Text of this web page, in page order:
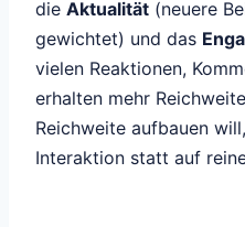
die Aktualität (neuere
gewichtet) und das
vielen Reaktionen,
erhalten mehr
Reichweite aufbauen
Interaktion statt auf